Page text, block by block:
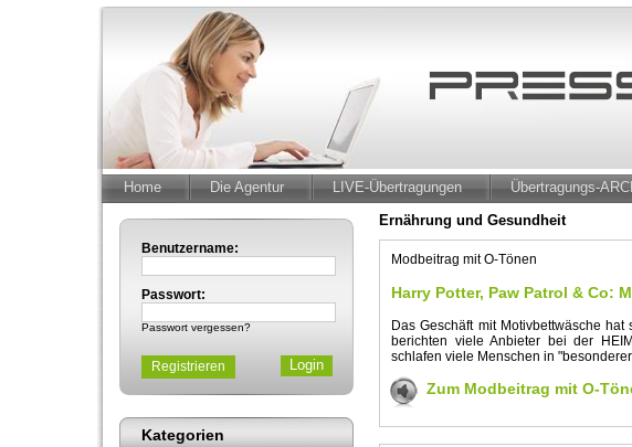
Home Die Agentur LIVE-Übertragungen Übertragungs-
Benutzername:
Passwort:
Passwort vergessen?
Registrieren
Kategorien
Ernährung und Gesundheit
Modbeitrag mit O-Tönen
Harry Potter, Paw Patrol & Co:
Das Geschäft mit Motivbettwäsche
berichten viele Anbieter bei der
schlafen viele Menschen in
Zum Modbeitrag mit O-